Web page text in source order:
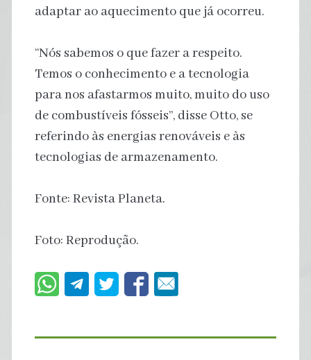
adaptar ao aquecimento que já ocorreu.
“Nós sabemos o que fazer a respeito.
Temos o conhecimento e a tecnologia
para nos afastarmos muito, muito do uso
de combustíveis fósseis”, disse Otto, se
referindo às energias renováveis e às
tecnologias de armazenamento.
Fonte: Revista Planeta.
Foto: Reprodução.